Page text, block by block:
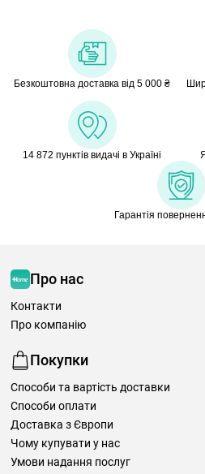
Безкоштовна доставка від 5 000 ₴
14 872 пунктів видачі в Україні
Гарантія
Про нас
Контакти
Про компанію
Покупки
Способи та вартість доставки
Способи оплати
Доставка з Європи
Чому купувати у нас
Умови надання послуг